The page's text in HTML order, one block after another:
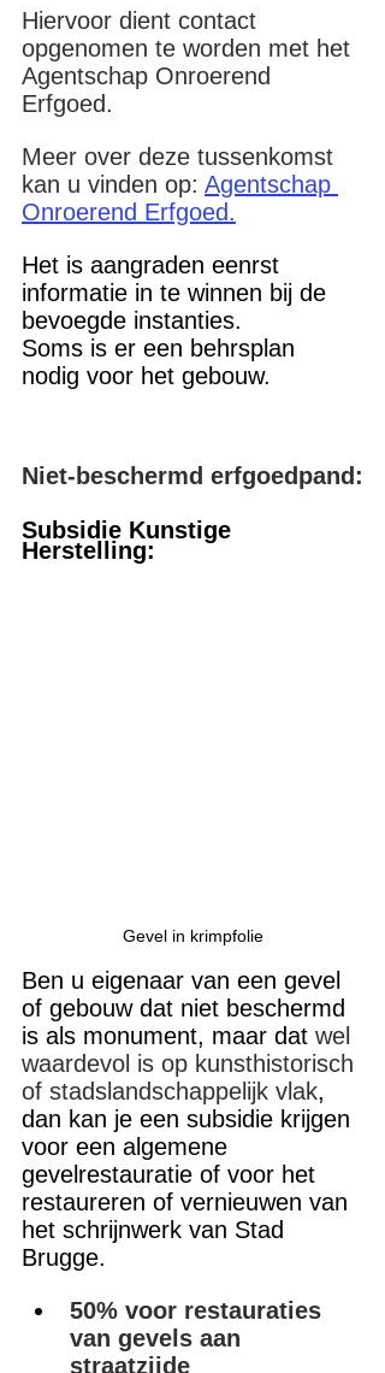
Hiervoor dient contact
opgenomen te worden met het
Agentschap Onroerend
Erfgoed.
Meer over deze tussenkomst
kan u vinden op: Agentschap
Onroerend Erfgoed.
Het is aangraden eenrst
informatie in te winnen bij de
bevoegde instanties.
Soms is er een behrsplan
nodig voor het gebouw.
Niet-beschermd erfgoedpand:
Subsidie Kunstige
Herstelling:
Gevel in krimpfolie
Ben u eigenaar van een gevel
of gebouw dat niet beschermd
is als monument, maar dat wel
waardevol is op kunsthistorisch
of stadslandschappelijk vlak,
dan kan je een subsidie krijgen
voor een algemene
gevelrestauratie of voor het
restaureren of vernieuwen van
het schrijnwerk van Stad
Brugge.
50% voor restauraties
van gevels aan
straatzijde